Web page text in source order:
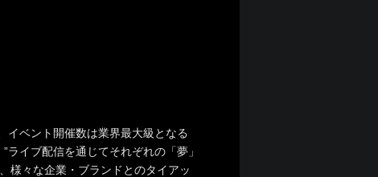
イベント開催数は業界最大級となる
イブ配信を通じてそれぞれの「夢」
様々な企業・ブランドとのタイアッ